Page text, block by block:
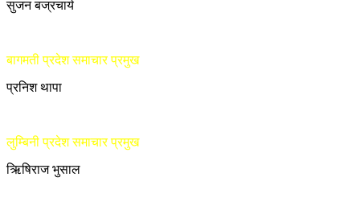
सुजन बज्रचार्य
बागमती प्रदेश समाचार प्रमुख
प्रनिश थापा
लुम्बिनी प्रदेश समाचार प्रमुख
ऋिषिराज भुसाल